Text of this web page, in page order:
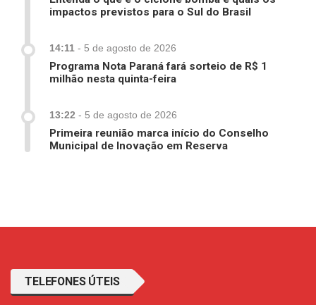
impactos previstos para o Sul do Brasil
14:11 - 5 de agosto de 2026
Programa Nota Paraná fará sorteio de R$ 1
milhão nesta quinta-feira
13:22 - 5 de agosto de 2026
Primeira reunião marca início do Conselho
Municipal de Inovação em Reserva
TELEFONES ÚTEIS